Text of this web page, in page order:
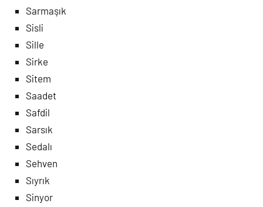
Sarmaşık
Sisli
Sille
Sirke
Sitem
Saadet
Safdil
Sarsık
Sedalı
Sehven
Sıyrık
Sinyor